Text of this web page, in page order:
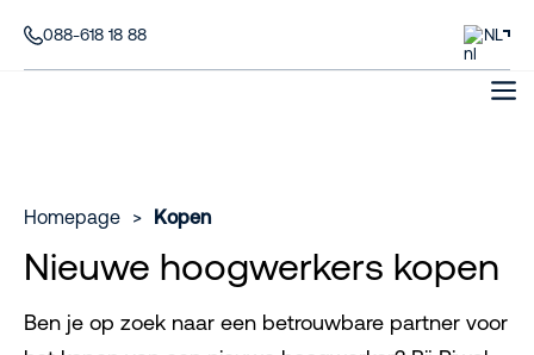
088-618 18 88 NL
Homepage > Kopen
Nieuwe hoogwerkers kopen
Ben je op zoek naar een betrouwbare partner voor